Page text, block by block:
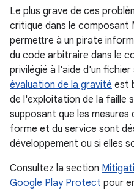
Le plus grave de ces
critique dans le composant
permettre à un pirate
du code arbitraire dans le
privilégié à l'aide d'un
évaluation de la gravité est
de l'exploitation de la faille
supposant que les
forme et du service sont
développement ou si elles
Consultez la section
Google Play Protect pour